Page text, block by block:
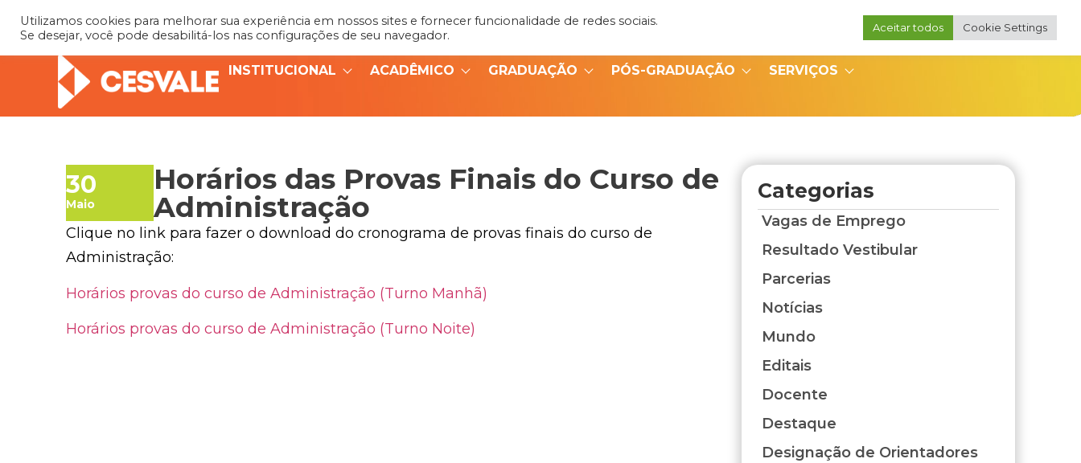
Portal do Coordenador
INSTITUCIONAL ACADÊMICO GRADUAÇÃO PÓS-GRADUAÇÃO SERVIÇOS
30
Maio
Horários das Provas Finais do Curso de
Administração
Clique no link para fazer o download do cronograma de provas finais do curso de
Administração:
Horários provas do curso de Administração (Turno Manhã)
Horários provas do curso de Administração (Turno Noite)
Categorias
Vagas de Emprego
Resultado Vestibular
Parcerias
Notícias
Mundo
Editais
Docente
Destaque
Designação de Orientadores
Utilizamos cookies para melhorar sua experiência em nossos sites e fornecer funcionalidade de redes sociais.
Se desejar, você pode desabilitá-los nas configurações de seu navegador.
Aceitar todos Cookie Settings